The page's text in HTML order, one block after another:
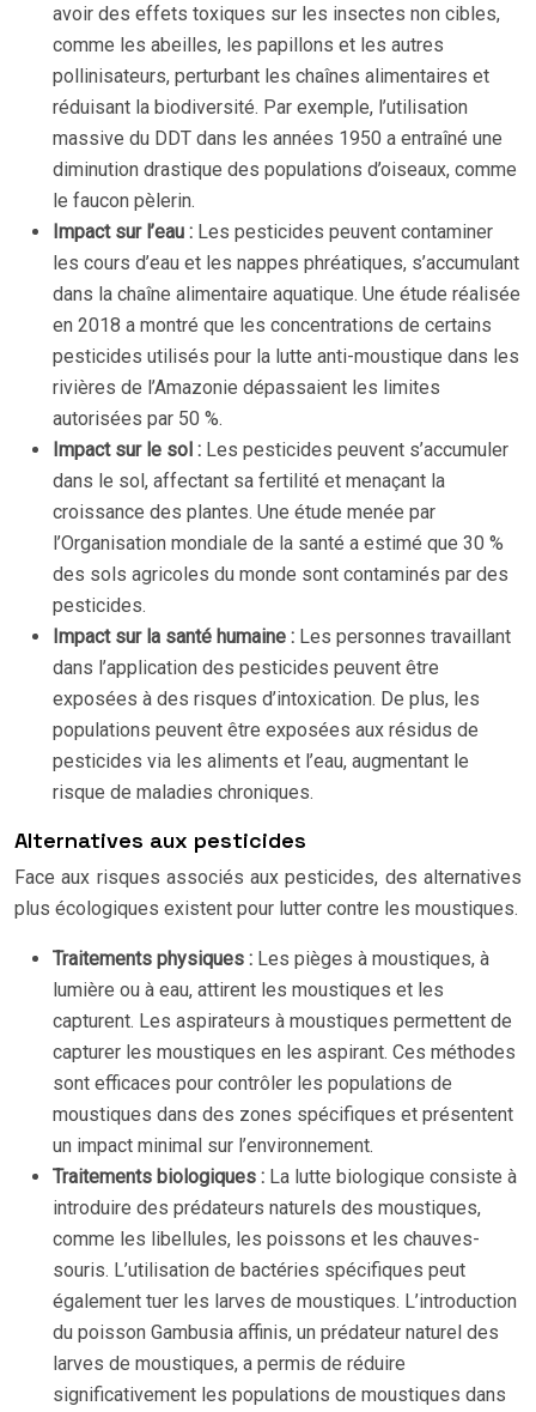
avoir des effets toxiques sur les insectes non cibles,
comme les abeilles, les papillons et les autres
pollinisateurs, perturbant les chaînes alimentaires et
réduisant la biodiversité. Par exemple, l’utilisation
massive du DDT dans les années 1950 a entraîné une
diminution drastique des populations d’oiseaux, comme
le faucon pèlerin.
Impact sur l’eau : Les pesticides peuvent contaminer
les cours d’eau et les nappes phréatiques, s’accumulant
dans la chaîne alimentaire aquatique. Une étude réalisée
en 2018 a montré que les concentrations de certains
pesticides utilisés pour la lutte anti-moustique dans les
rivières de l’Amazonie dépassaient les limites
autorisées par 50 %.
Impact sur le sol : Les pesticides peuvent s’accumuler
dans le sol, affectant sa fertilité et menaçant la
croissance des plantes. Une étude menée par
l’Organisation mondiale de la santé a estimé que 30 %
des sols agricoles du monde sont contaminés par des
pesticides.
Impact sur la santé humaine : Les personnes travaillant
dans l’application des pesticides peuvent être
exposées à des risques d’intoxication. De plus, les
populations peuvent être exposées aux résidus de
pesticides via les aliments et l’eau, augmentant le
risque de maladies chroniques.
Alternatives aux pesticides
Face aux risques associés aux pesticides, des alternatives
plus écologiques existent pour lutter contre les moustiques.
Traitements physiques : Les pièges à moustiques, à
lumière ou à eau, attirent les moustiques et les
capturent. Les aspirateurs à moustiques permettent de
capturer les moustiques en les aspirant. Ces méthodes
sont efficaces pour contrôler les populations de
moustiques dans des zones spécifiques et présentent
un impact minimal sur l’environnement.
Traitements biologiques : La lutte biologique consiste à
introduire des prédateurs naturels des moustiques,
comme les libellules, les poissons et les chauves-
souris. L’utilisation de bactéries spécifiques peut
également tuer les larves de moustiques. L’introduction
du poisson Gambusia affinis, un prédateur naturel des
larves de moustiques, a permis de réduire
significativement les populations de moustiques dans